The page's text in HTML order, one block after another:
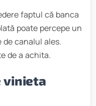
faptul că banca
poate percepe un
canalul ales.
de a achita.
vinieta